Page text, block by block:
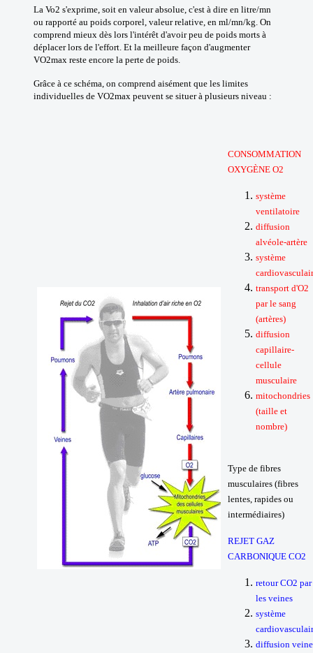
La Vo2 s'exprime, soit en valeur absolue, c'est à dire en litre/mn
ou rapporté au poids corporel, valeur relative, en ml/mn/kg. On
comprend mieux dès lors l'intérêt d'avoir peu de poids morts à
déplacer lors de l'effort. Et la meilleure façon d'augmenter
VO2max reste encore la perte de poids.
Grâce à ce schéma, on comprend aisément que les limites
individuelles de VO2max peuvent se situer à plusieurs niveau :
CONSOMMATION
OXYGÈNE O2
système
ventilatoire
diffusion
alvéole-artère
système
transport d'O2
par le sang
(artères)
diffusion
capillaire-
cellule
musculaire
mitochondries
(taille et
nombre)
Type de fibres
musculaires (fibres
lentes, rapides ou
intermédiaires)
REJET GAZ
CARBONIQUE CO2
retour CO2 par
les veines
système
diffusion